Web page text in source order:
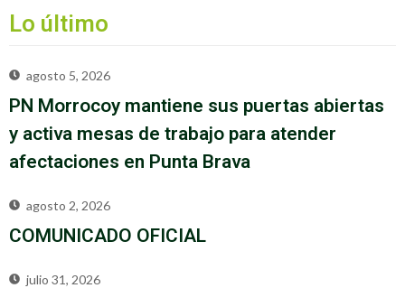
Lo último
agosto 5, 2026
PN Morrocoy mantiene sus puertas abiertas
y activa mesas de trabajo para atender
afectaciones en Punta Brava
agosto 2, 2026
COMUNICADO OFICIAL
julio 31, 2026